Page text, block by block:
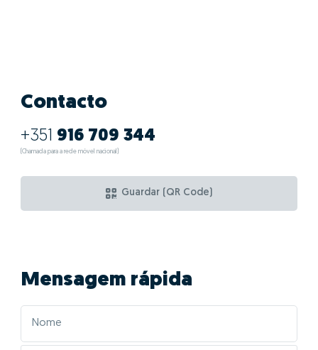
Contacto
+351 916 709 344
(Chamada para a rede móvel nacional)
Guardar (QR Code)
Mensagem rápida